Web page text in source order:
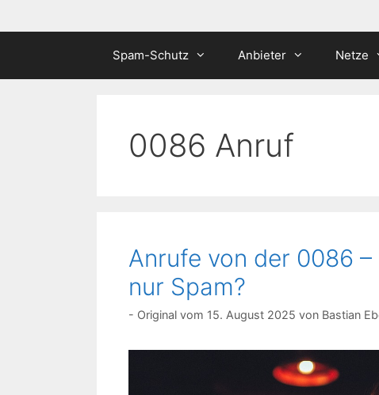
Spam-Schutz Anbieter Netze
0086 Anruf
Anrufe von der 0086
nur Spam?
15. August 2025 von Bastian